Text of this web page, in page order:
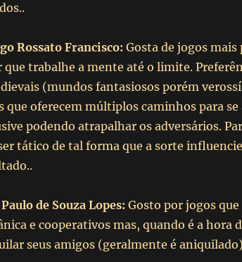
Rossato Francisco: Gosta de jogos mais
que trabalhe a mente até o limite.
(mundos fantasiosos porém
que oferecem múltiplos caminhos para
podendo atrapalhar os adversários.
tático de tal forma que a sorte
de Souza Lopes: Gosto por jogos
e cooperativos mas, quando é a hora
seus amigos (geralmente é